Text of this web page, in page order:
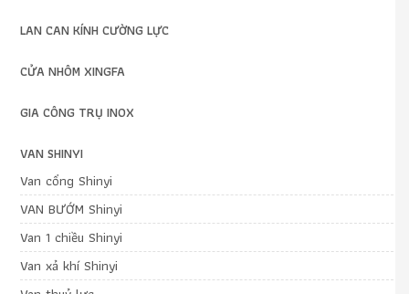
LAN CAN KÍNH CƯỜNG LỰC
CỬA NHÔM XINGFA
GIA CÔNG TRỤ INOX
VAN SHINYI
Van cổng Shinyi
VAN BƯỚM Shinyi
Van 1 chiều Shinyi
Van xả khí Shinyi